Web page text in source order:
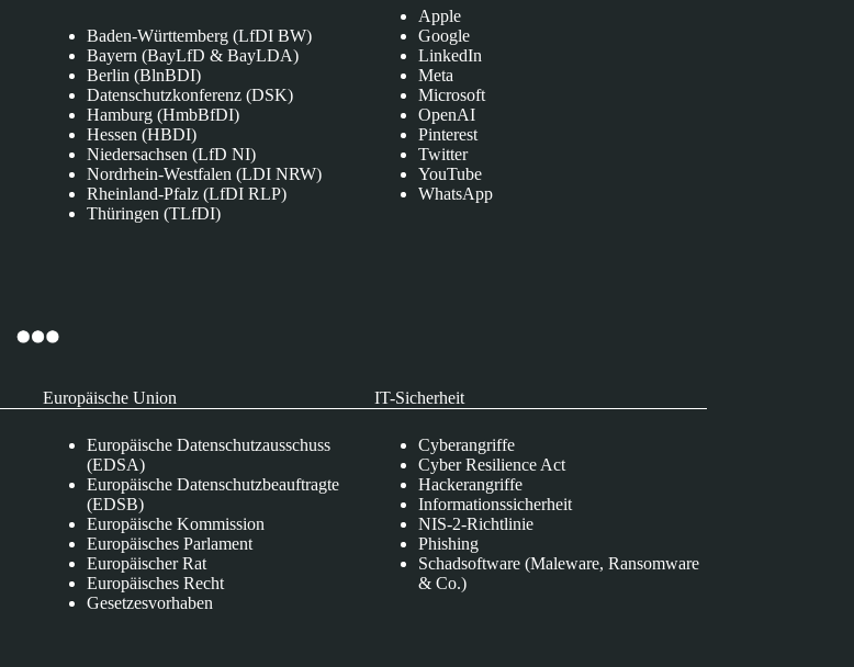
Baden-Württemberg (LfDI BW)
Bayern (BayLfD & BayLDA)
Berlin (BlnBDI)
Datenschutzkonferenz (DSK)
Hamburg (HmbBfDI)
Hessen (HBDI)
Niedersachsen (LfD NI)
Nordrhein-Westfalen (LDI NRW)
Rheinland-Pfalz (LfDI RLP)
Thüringen (TLfDI)
Apple
Google
LinkedIn
Meta
Microsoft
OpenAI
Pinterest
Twitter
YouTube
WhatsApp
Europäische Union
Europäische Datenschutzausschuss
(EDSA)
Europäische Datenschutzbeauftragte
(EDSB)
Europäische Kommission
Europäisches Parlament
Europäischer Rat
Europäisches Recht
Gesetzesvorhaben
IT-Sicherheit
Cyberangriffe
Cyber Resilience Act
Hackerangriffe
Informationssicherheit
NIS-2-Richtlinie
Phishing
Schadsoftware (Maleware, Ransomware
& Co.)